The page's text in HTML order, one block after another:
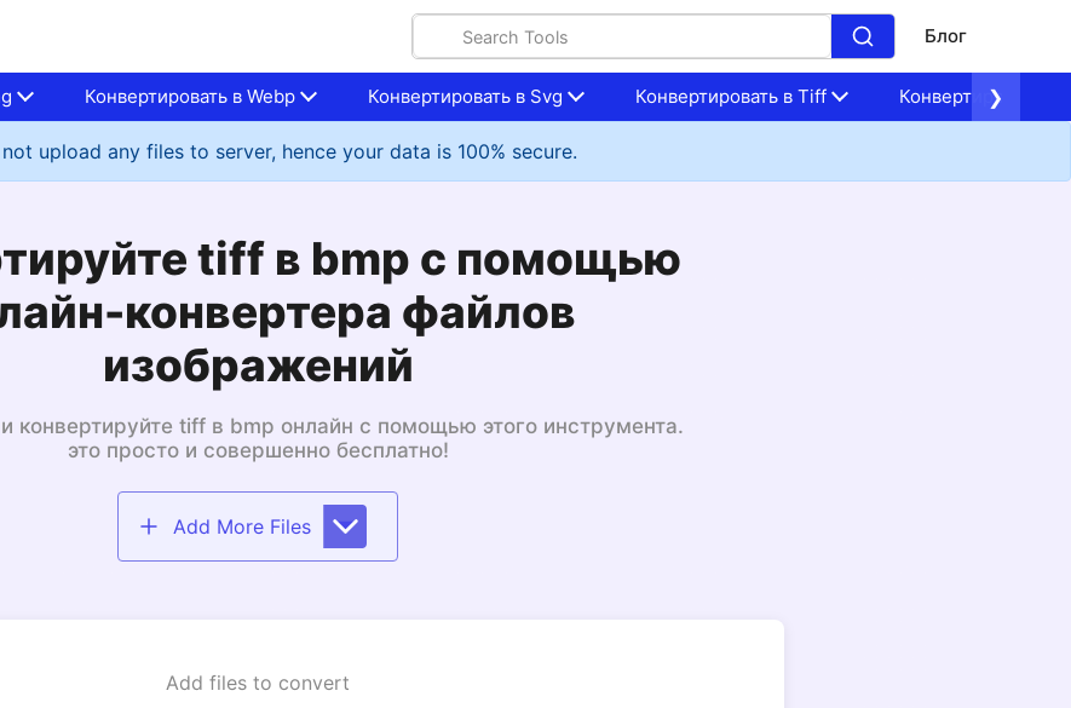
Блог
Конвертировать в Webp Конвертировать в Svg Конвертировать в Tiff Конвертировать в
❯
upload any files to server, hence your data is 100% secure.
tiff в bmp с помощью
конвертера файлов
изображений
конвертируйте tiff в bmp онлайн с помощью этого инструмента.
это просто и совершенно бесплатно!
Add More Files
Add files to convert